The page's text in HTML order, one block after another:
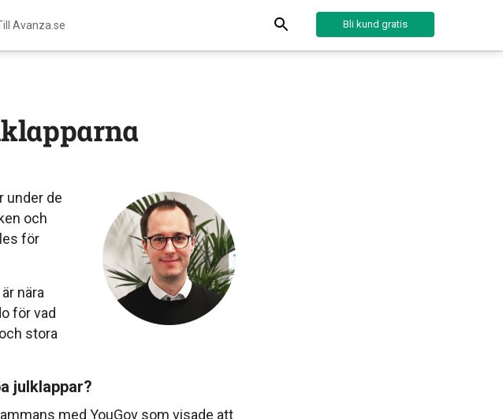
Avanza.se Bli kund gratis
under de
och
för
nära
för vad
stora
julklappar?
med YouGov som visade att